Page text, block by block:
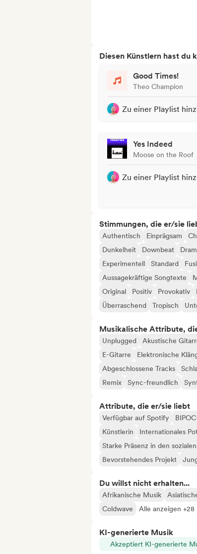
Diesen Künstlern hast du
Good Times!
Theo Champion
Zu einer Playlist
Yes Indeed
Moose on the Roof
Zu einer Playlist
Stimmungen, die er/sie
Authentisch Einprägsam
Dunkelheit
Downbeat
Experimentell
Standard
Aussagekräftige Songtexte
Original
Positiv Provokativ
Überraschend
Tropisch
Musikalische Attribute,
Unplugged Akustische
E-Gitarre
Elektronische
Abgeschlossene Tracks
Remix
Sync-freundlich
Attribute, die er/sie liebt
Verfügbar auf Spotify
Künstlerin
Internationales
Starke Präsenz in den
Bevorstehendes Projekt
Du willst nicht erhalten...
Afrikanische Musik
Coldwave
Alle anzeigen +28
KI-generierte Musik
Akzeptiert KI-generierte